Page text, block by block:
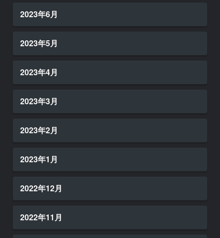
2023年6月
2023年5月
2023年4月
2023年3月
2023年2月
2023年1月
2022年12月
2022年11月